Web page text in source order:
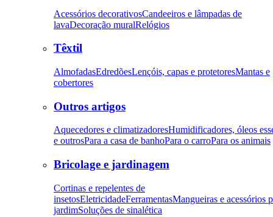
Acessórios decorativosCandeeiros e lâmpadas de
lavaDecoração muralRelógios
Têxtil
AlmofadasEdredõesLençóis, capas e protetoresMantas e
cobertores
Outros artigos
Aquecedores e climatizadoresHumidificadores, óleos
e outrosPara a casa de banhoPara o carroPara os animais
Bricolage e jardinagem
Cortinas e repelentes de
insetosEletricidadeFerramentasMangueiras e acessórios
jardimSoluções de sinalética